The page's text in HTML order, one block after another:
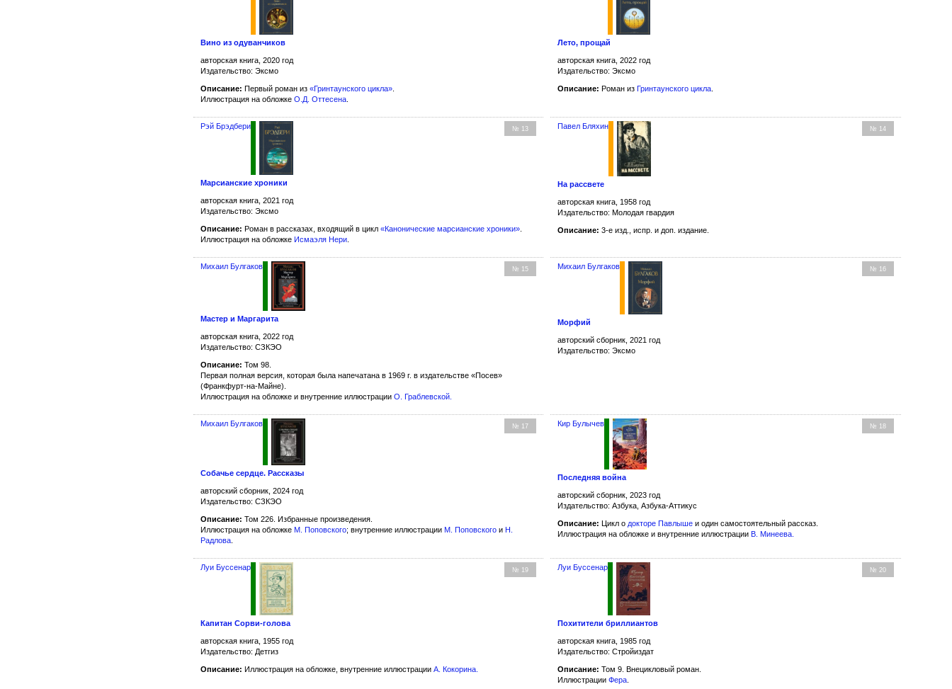
Вино из одуванчиков
авторская книга, 2020 год
Издательство: Эксмо
Описание: Первый роман из «Гринтаунского цикла».
Иллюстрация на обложке О.Д. Оттесена.
Лето, прощай
авторская книга, 2022 год
Издательство: Эксмо
Описание: Роман из Гринтаунского цикла.
№ 13
Рэй Брэдбери
Марсианские хроники
авторская книга, 2021 год
Издательство: Эксмо
Описание: Роман в рассказах, входящий в цикл «Канонические марсианские хроники»
Иллюстрация на обложке Исмаэля Нери
№ 14
Павел Бляхин
На рассвете
авторская книга, 1958 год
Издательство: Молодая гвардия
Описание: 3-е изд., испр. и доп. издание.
№ 15
Михаил Булгаков
Мастер и Маргарита
авторская книга, 2022 год
Издательство: СЗКЭО
Описание: Том 98.
Первая полная версия, которая была напечатана в 1969 г. в издательстве «Посев»
(Франкфурт-на-Майне).
Иллюстрация на обложке и внутренние иллюстрации О. Граблевской
№ 16
Михаил Булгаков
Морфий
авторский сборник, 2021 год
Издательство: Эксмо
№ 17
Михаил Булгаков
Собачье сердце. Рассказы
авторский сборник, 2024 год
Издательство: СЗКЭО
Описание: Том 226. Избранные произведения.
Иллюстрация на обложке М. Поповского; внутренние иллюстрации М. Поповского и Н.
Радлова.
№ 18
Кир Булычев
Последняя война
авторский сборник, 2023 год
Издательство: Азбука, Азбука-Аттикус
Описание: Цикл о докторе Павлыше и один самостоятельный рассказ.
Иллюстрация на обложке и внутренние иллюстрации В. Минеева
№ 19
Луи Буссенар
Капитан Сорви-голова
авторская книга, 1955 год
Издательство: Детгиз
Описание: Иллюстрация на обложке, внутренние иллюстрации А. Кокорина
№ 20
Луи Буссенар
Похитители бриллиантов
авторская книга, 1985 год
Издательство: Стройиздат
Описание: Том 9. Внецикловый роман.
ИллюстрацииФера